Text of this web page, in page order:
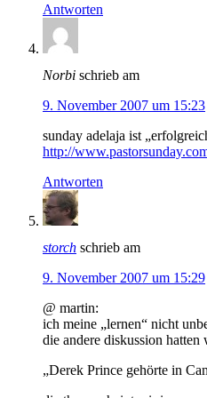
Antworten
Norbi schrieb am
9. November 2007 um 15:23
sunday adelaja ist
http://
Antworten
storch schrieb am
9. November 2007 um 15:29
@ martin:
ich meine „lernen“ nicht
die andere diskussion
„Derek Prince gehörte in